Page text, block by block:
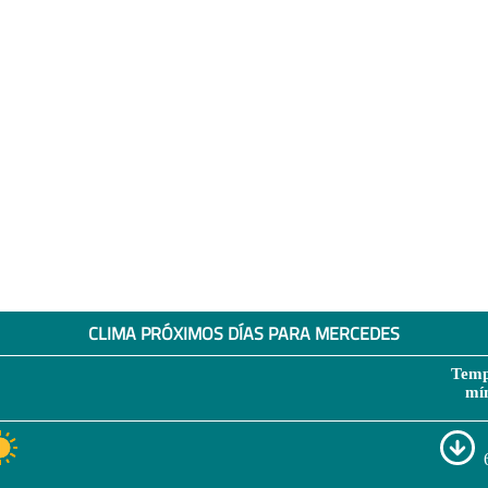
CLIMA PRÓXIMOS DÍAS PARA MERCEDES